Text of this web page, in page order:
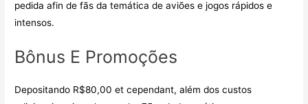
pedida afin de fãs da temática de aviões e jogos rápidos e
intensos.
Bônus E Promoções
Depositando R$80,00 et cependant, além dos custos